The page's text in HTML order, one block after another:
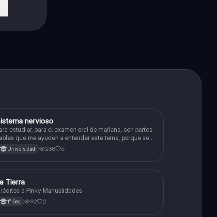
Biología nervioso
estudiar, para el examen oral de mañana, con partes
que me ayuden a entender este tema, porque se
me complica un poco ya que el tema es muy extenso y
quisiera poder lograr entenderlo mucho mejor con ayuda
Universidad 238 6
Biología
Tierra
a Pinky Manualidades.
1° Sec 92 2